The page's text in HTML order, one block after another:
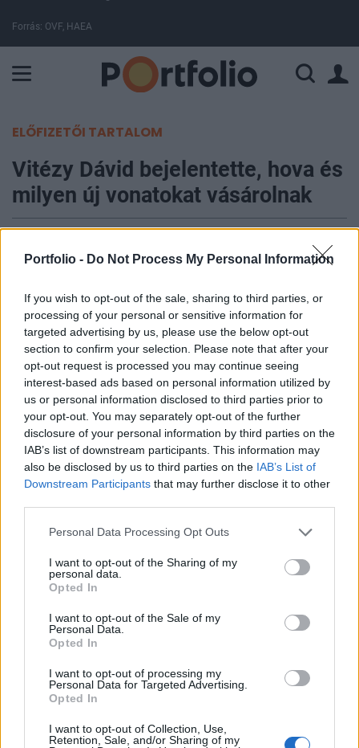
Portfolio - Do Not Process My Personal Information
If you wish to opt-out of the sale, sharing to third parties, or
processing of your personal or sensitive information for
targeted advertising by us, please use the below opt-out
section to confirm your selection. Please note that after your
opt-out request is processed you may continue seeing
interest-based ads based on personal information utilized by
us or personal information disclosed to third parties prior to
your opt-out. You may separately opt-out of the further
disclosure of your personal information by third parties on the
IAB’s list of downstream participants. This information may
also be disclosed by us to third parties on the IAB’s List of
Downstream Participants that may further disclose it to other
Personal Data Processing Opt Outs
I want to opt-out of the Sharing of my
personal data.
Opted In
I want to opt-out of the Sale of my
Personal Data.
Opted In
I want to opt-out of processing my
Personal Data for Targeted Advertising.
Opted In
I want to opt-out of Collection, Use,
Retention, Sale, and/or Sharing of my
Forrás: OVF, HAEA
ELŐFIZETŐI TARTALOM
Vitézy Dávid bejelentette, hova és
milyen új vonatokat vásárolnak
2026. június 03. 16:25
Magyarország a hamarosan felszabaduló uniós
támogatásokból 35 új InterCity-motorvonatot
szerezhet be, amelyek a legfontosabb
fővonalakon állhatnak forgalomba a következő
években – jelentette be Vitézy Dávid közlekedési
miniszter, aki szerint a MÁV mélyrepülésének
egyik fő oka a járműhiány volt, amelyet Lázár
János 2022-es beszerzési leállítása tovább
súlyosbított. Az új, akadálymentes és klimatizált
szerelvények országosan is érezhető flottacserét
jelenthetnek az IC-közlekedésben.
A megkötött, 16,4 milliárd eurós uniós megállapodás
eredményeként Magyarország sok év után újra teljesen új
motorvonatokat vásárolhat: az egyezség értelmében EU-s
forrásokból legalább 35 új InterCity-motorvonatot
szerezhetnek be, ami országosan is érezhető flottacserét
jelenthet az IC-közlekedésben – közölte Vitézy Dávid
KEDVES OLVASÓNK!
A keresett cikk a portfolio.hu hírarchívumához